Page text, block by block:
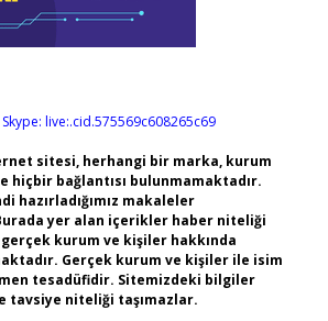
Skype: live:.cid.575569c608265c69
sitesi, herhangi bir marka, kurum
hiçbir bağlantısı bulunmamaktadır.
hazırladığımız makaleler
yer alan içerikler haber niteliği
kurum ve kişiler hakkında
Gerçek kurum ve kişiler ile isim
tesadüfidir. Sitemizdeki bilgiler
tavsiye niteliği taşımazlar.